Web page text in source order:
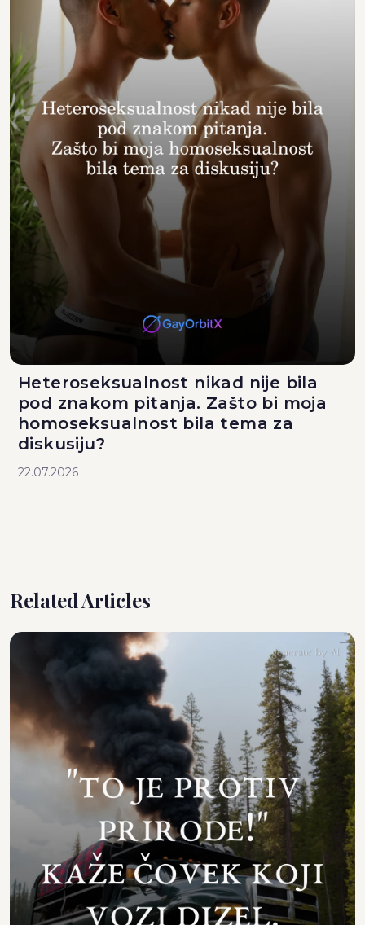
Heteroseksualnost nikad nije bila
pod znakom pitanja. Zašto bi moja
homoseksualnost bila tema za
diskusiju?
22.07.2026
Related Articles